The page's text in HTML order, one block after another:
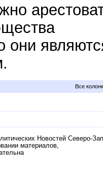
они
Все
Новостей Северо-
материалов,